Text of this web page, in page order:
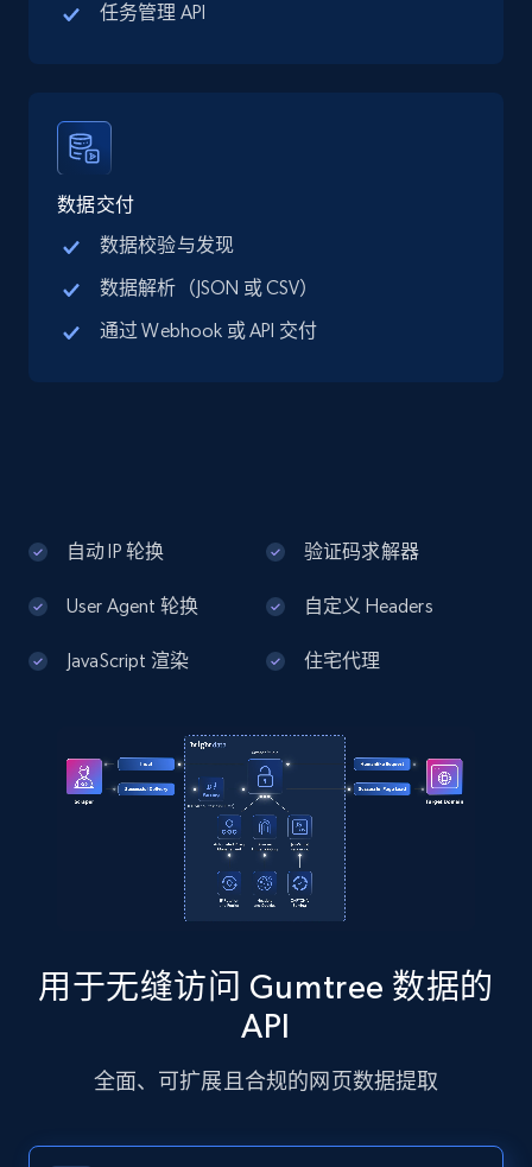
Place id, URL, Country, Name, Category,
Address, Description, Business details, and
more.
13.3K+ 1.7K+
13.3K+ 注册使用
Instagram - Posts
13.2K+ 1.6K+
Instagram - Posts - Collects posts from a
URL, User posted, Description, Hashtags, Num
comments, Date posted, Likes, Photos, and
任务管理 API
数据交付
数据校验与发现
数据解析（JSON 或 CSV）
通过 Webhook 或 API 交付
自动 IP 轮换 验证码求解器
User Agent 轮换 自定义 Headers
JavaScript 渲染 住宅代理
用于无缝访问 Gumtree 数据的
API
全面、可扩展且合规的网页数据提取